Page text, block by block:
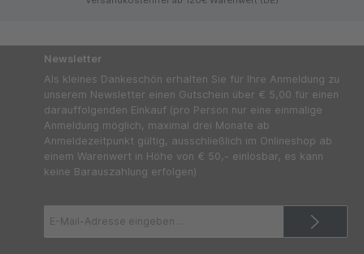
Newsletter
Als kleines Dankeschön erhalten Sie für Ihre Anmeldung zu
unserem Newsletter einen Gutschein über € 5,00 für einen
darauffolgenden Einkauf (pro Person nur eine einmalige
Anmeldung möglich, maximal drei Monate ab
Anmeldezeitpunkt gültig, ausschließlich im Onlineshop ab
einem Warenwert in Höhe von € 50,- einlösbar, es kann
keine Barauszahlung erfolgen)
Mail-